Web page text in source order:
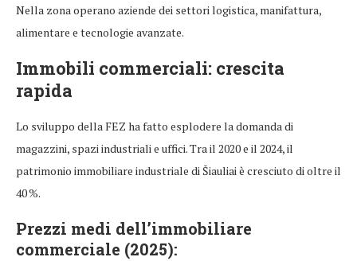
Nella zona operano aziende dei settori logistica, manifattura,
alimentare e tecnologie avanzate.
Immobili commerciali: crescita
rapida
Lo sviluppo della FEZ ha fatto esplodere la domanda di
magazzini, spazi industriali e uffici. Tra il 2020 e il 2024, il
patrimonio immobiliare industriale di Šiauliai è cresciuto di oltre il
40 %.
Prezzi medi dell’immobiliare
commerciale (2025):